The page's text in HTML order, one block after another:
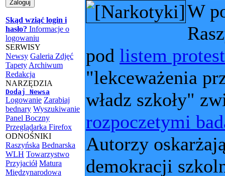
Skąd wziąć login i
hasło? Informacje o
logowaniu
SERWISY
Newsy Galeria Zdjęć
Tapety Archiwum
Redakcja
NARZĘDZIA
Dodaj Newsa
Logowanie Zarabiaj
bednary Wyszukiwanie
Panel Boczny
Przeglądarka Firefox
ODNOŚNIKI
Raszyńska Bednarska
WLH Towarzystwo
Przyjaciół Matura
Międzynarodowa
W
pod listem
"lekceważenia
władz szkoły"
rozpoczetymi
Autorzy
demokracji